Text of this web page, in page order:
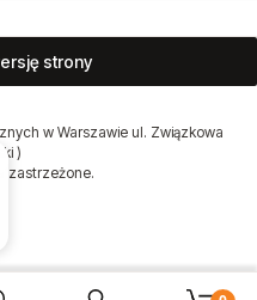
strony
w Warszawie ul. Związkowa
)
zastrzeżone.